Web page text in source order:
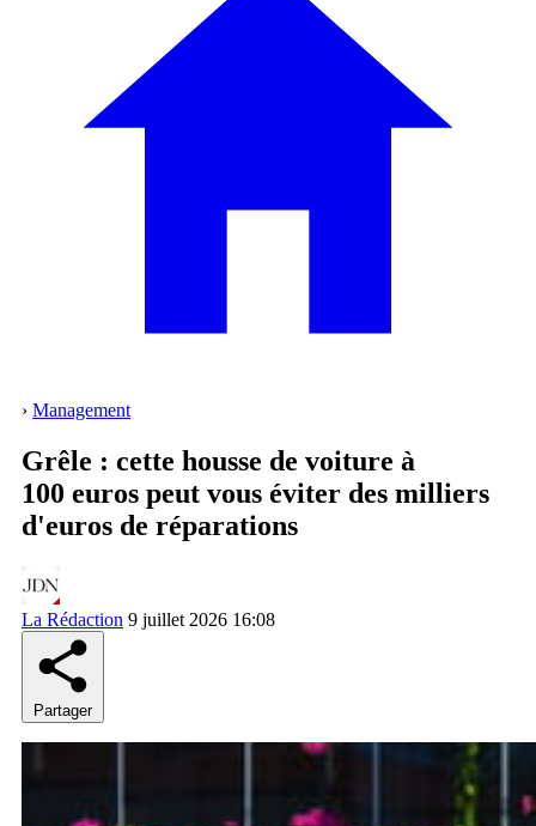
› Management
Grêle : cette housse de voiture à
100 euros peut vous éviter des milliers
d'euros de réparations
La Rédaction 9 juillet 2026 16:08
Partager